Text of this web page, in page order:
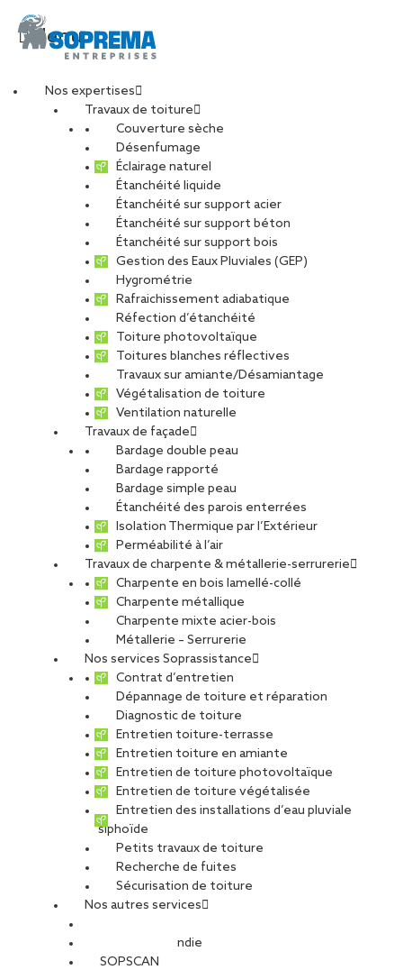
Menu
Nos expertises
Travaux de toiture
Couverture sèche
Désenfumage
Éclairage naturel
Étanchéité liquide
Étanchéité sur support acier
Étanchéité sur support béton
Étanchéité sur support bois
Gestion des Eaux Pluviales (GEP)
Hygrométrie
Rafraichissement adiabatique
Réfection d’étanchéité
Toiture photovoltaïque
Toitures blanches réflectives
Travaux sur amiante/Désamiantage
Végétalisation de toiture
Ventilation naturelle
Travaux de façade
Bardage double peau
Bardage rapporté
Bardage simple peau
Étanchéité des parois enterrées
Isolation Thermique par l’Extérieur
Perméabilité à l’air
Travaux de charpente & métallerie-serrurerie
Charpente en bois lamellé-collé
Charpente métallique
Charpente mixte acier-bois
Métallerie – Serrurerie
Nos services Soprassistance
Contrat d’entretien
Dépannage de toiture et réparation
Diagnostic de toiture
Entretien toiture-terrasse
Entretien toiture en amiante
Entretien de toiture photovoltaïque
Entretien de toiture végétalisée
Entretien des installations d’eau pluviale
siphoïde
Petits travaux de toiture
Recherche de fuites
Sécurisation de toiture
Nos autres services
Sécurité Incendie
SOPSCAN
14-min
PARTAGER
26 septembre 2022